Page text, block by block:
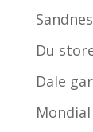
Du
Dale
Mondial